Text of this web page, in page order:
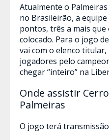
Atualmente o
no Brasileirão, a
pontos, três a mais
colocado. Para o jogo
vai com o elenco
jogadores pelo
chegar “inteiro” na
Onde assistir
Palmeiras
O jogo terá transmissão